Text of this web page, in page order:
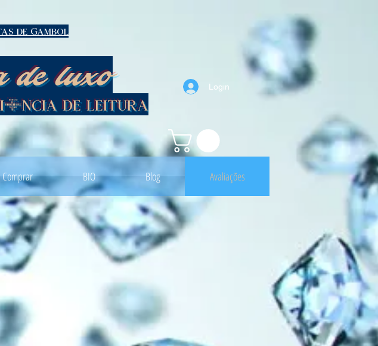
de Gambol
luxo
de leitura
Login
Comprar BIO Blog Avaliações